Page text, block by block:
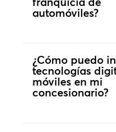
automóviles?
¿Cómo puedo
tecnologías
móviles en mi
concesionario?